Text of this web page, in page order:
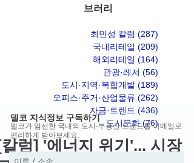
브러리
최민성 칼럼 (287)
국내리테일 (209)
해외리테일 (164)
관광·레저 (56)
도시·지역·복합개발 (189)
오피스·주거·산업물류 (262)
자금·트렌드 (436)
도시문화 (76)게시물 76
럼] '에너지 위기'... 시장
델코 지식정보 구독하기
델코가 엄선한 국내외 도시·부동산 트렌드를 이메일로
편리하게 받아보세요.